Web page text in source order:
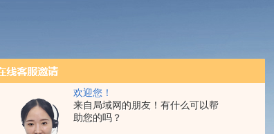
欢迎您！
来自局域网的朋友！有什么可以帮
助您的吗？